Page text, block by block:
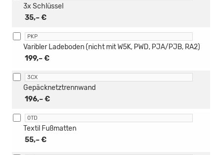
35,– €
3x Schlüssel
PKP
199,– €
Varibler Ladeboden (nicht mit W5K, PWD, PJA/PJB, RA2)
3CX
196,– €
Gepäcknetztrennwand
0TD
55,– €
Textil Fußmatten